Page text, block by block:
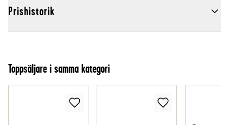
Prishistorik
Toppsäljare i samma kategori